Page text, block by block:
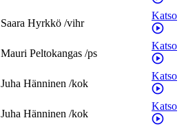
Saara Hyrkkö /vihr
Katso
Mauri Peltokangas /ps
Katso
Juha Hänninen /kok
Katso
Juha Hänninen /kok
Katso